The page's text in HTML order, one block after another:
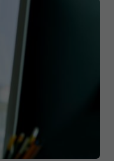
post-COVID.
nu